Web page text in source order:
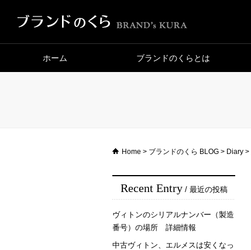
ホーム ブランドのくらとは
Home > ブランドのくら BLOG > Diary >
Recent Entry/ 最近の投稿
ヴィトンのシリアルナンバー（製造
番号）の場所 詳細情報
中古ヴィトン、エルメスは安くなっ